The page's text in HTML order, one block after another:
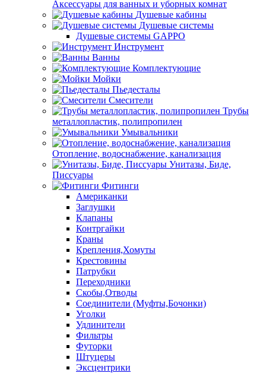
Аксессуары для ванных и уборных комнат
Душевые кабины
Душевые системы
Душевые системы GAPPO
Инструмент
Ванны
Комплектующие
Мойки
Пьедесталы
Смесители
Трубы
металлопластик, полипропилен
Умывальники
Отопление, водоснабжение, канализация
Унитазы, Биде,
Писсуары
Фитинги
Американки
Заглушки
Клапаны
Контргайки
Краны
Крепления,Хомуты
Крестовины
Патрубки
Переходники
Скобы,Отводы
Соединители (Муфты,Бочонки)
Уголки
Удлинители
Фильтры
Футорки
Штуцеры
Эксцентрики